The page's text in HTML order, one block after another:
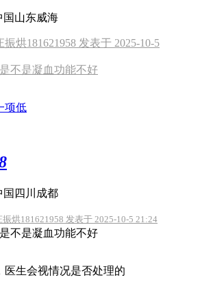
国山东威海
振烘181621958 发表于 2025-10-5
不是凝血功能不好
项低
国四川成都
振烘181621958 发表于 2025-10-5 21:24
不是凝血功能不好
医生会视情况是否处理的